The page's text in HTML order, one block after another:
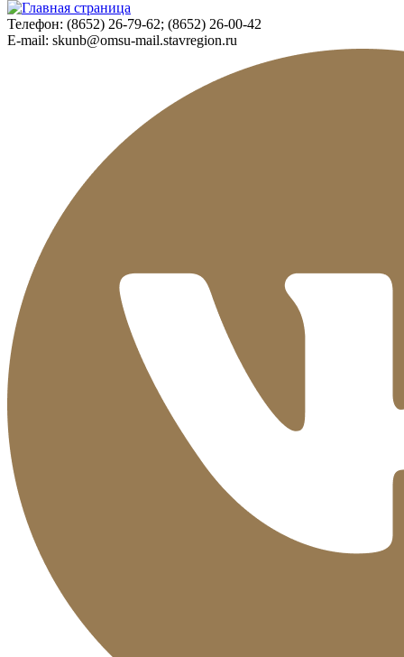
Телефон: (8652) 26-79-62; (8652) 26-00-42
E-mail: skunb@omsu-mail.stavregion.ru